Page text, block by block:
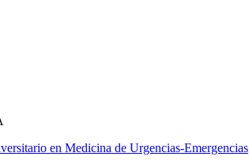
en Medicina de Urgencias-Emergencias